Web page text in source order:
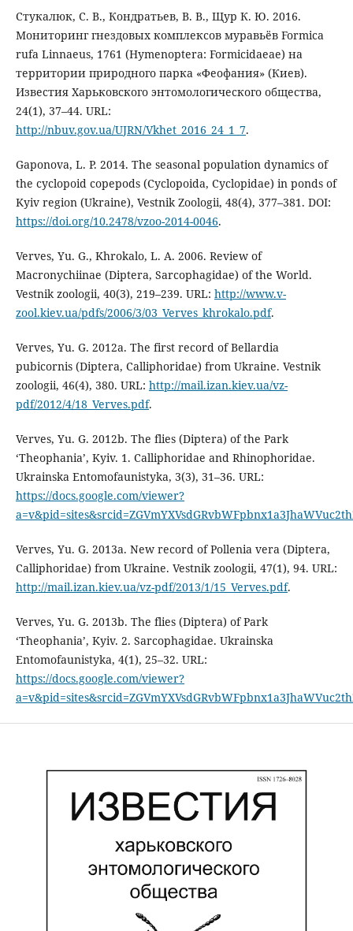
Стукалюк, С. В., Кондратьев, В. В., Щур К. Ю. 2016.
Мониторинг гнездовых комплексов муравьёв Formica
rufa Linnaeus, 1761 (Hymenoptera: Formicidaeае) на
территории природного парка «Феофания» (Киев).
Известия Харьковского энтомологического общества,
24(1), 37–44. URL:
http://nbuv.gov.ua/UJRN/Vkhet_2016_24_1_7.
Gaponova, L. P. 2014. The seasonal population dynamics of
the cyclopoid copepods (Cyclopoida, Cyclopidae) in ponds of
Kyiv region (Ukraine), Vestnik Zoologii, 48(4), 377–381. DOI:
https://doi.org/10.2478/vzoo-2014-0046.
Verves, Yu. G., Khrokalo, L. A. 2006. Review of
Macronychiinae (Diptera, Sarcophagidae) of the World.
Vestnik zoologii, 40(3), 219–239. URL: http://www.v-
zool.kiev.ua/pdfs/2006/3/03_Verves_khrokalo.pdf.
Verves, Yu. G. 2012a. The first record of Bellardia
pubicornis (Diptera, Calliphoridae) from Ukraine. Vestnik
zoologii, 46(4), 380. URL: http://mail.izan.kiev.ua/vz-
pdf/2012/4/18_Verves.pdf.
Verves, Yu. G. 2012b. Тhe flies (Diptera) of the Park
‘Theophania’, Kyiv. 1. Calliphoridae and Rhinophoridae.
Ukrainska Entomofaunistyka, 3(3), 31–36. URL:
https://docs.google.com/viewer?
Verves, Yu. G. 2013a. New record of Pollenia vera (Diptera,
Calliphoridae) from Ukraine. Vestnik zoologii, 47(1), 94. URL:
http://mail.izan.kiev.ua/vz-pdf/2013/1/15_Verves.pdf.
Verves, Yu. G. 2013b. The flies (Diptera) of Park
‘Theophania’, Kyiv. 2. Sarcophagidae. Ukrainska
Entomofaunistyka, 4(1), 25–32. URL:
https://docs.google.com/viewer?